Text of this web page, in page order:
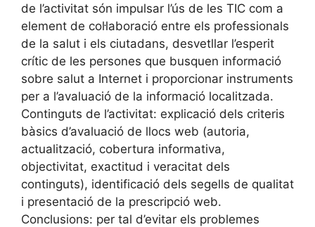
de l’activitat són impulsar l’ús de les TIC com a
element de col·laboració entre els professionals
de la salut i els ciutadans, desvetllar l’esperit
crític de les persones que busquen informació
sobre salut a Internet i proporcionar instruments
per a l’avaluació de la informació localitzada.
Continguts de l’activitat: explicació dels criteris
bàsics d’avaluació de llocs web (autoria,
actualització, cobertura informativa,
objectivitat, exactitud i veracitat dels
continguts), identificació dels segells de qualitat
i presentació de la prescripció web.
Conclusions: per tal d’evitar els problemes